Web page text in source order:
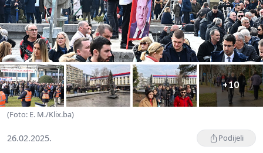
+10
(Foto: E. M./Klix.ba)
26.02.2025. Podijeli